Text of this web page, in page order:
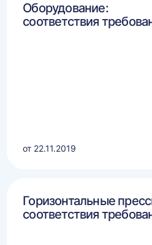
Оборудование:
соответствия
от 22.11.2019
Горизонтальные
соответствия